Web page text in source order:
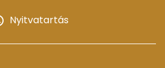
Nyitvatartás